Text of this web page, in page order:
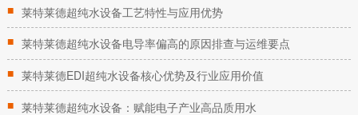
■ 莱特莱德超纯水设备工艺特性与应用优势
■ 莱特莱德超纯水设备电导率偏高的原因排查与运维要点
■ 莱特莱德EDI超纯水设备核心优势及行业应用价值
■ 莱特莱德超纯水设备：赋能电子产业高品质用水